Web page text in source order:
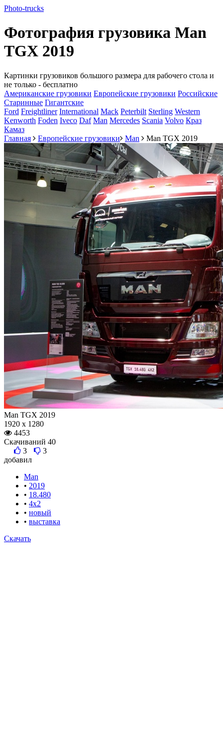
Photo-trucks
Фотография грузовика Man
TGX 2019
Картинки грузовиков большого размера для рабочего стола и
не только - бесплатно
Американские грузовики Европейские грузовики Российские
Старинные Гигантские
Ford Freightliner International Mack Peterbilt Sterling Western
Kenworth Foden Iveco Daf Man Mercedes Scania Volvo Краз
Камаз
Главная
Европейские грузовики Man Man TGX 2019
Man TGX 2019
1920 x 1280
4453
Скачиваний 40
3
3
добавил
Man
• 2019
• 18.480
• 4x2
• новый
• выставка
Скачать